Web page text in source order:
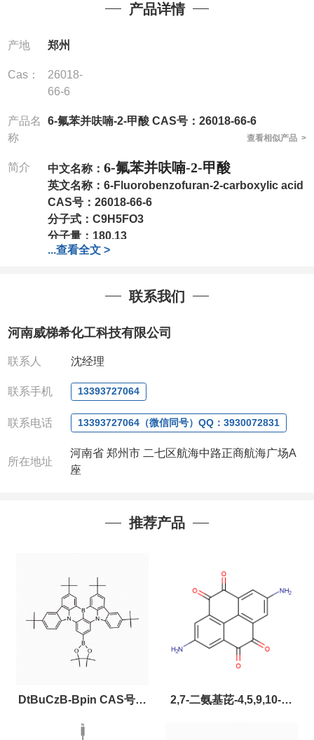
产品详情
产地 郑州
Cas：
26018-
66-6
产品名
称
6-氟苯并呋喃-2-甲酸 CAS号：26018-66-6
查看相似产品 >
简介 中文名称： 6-氟苯并呋喃-2-甲酸
英文名称： 6-Fluorobenzofuran-2-carboxylic acid
CAS号： 26018-66-6
分子式： C9H5FO3
分子量： 180.13
包装：1Mg ; 5Mg;10Mg ;100Mg;250Mg ;500Mg
我司对高校及科研单位先发货和
作中有用到的试剂,欢迎前来询购
电话:0371-63377391/13393727064
QQ:3930072831
:13393727064
联系人: 沈晓东(欢迎致电
...查看全文 >
联系我们
河南威梯希化工科技有限公司
联系人 沈经理
联系手机 13393727064
联系电话 13393727064（微信同号）QQ：3930072831
所在地址
河南省 郑州市 二七区航海中路正商航海广场A
座
推荐产品
DtBuCzB-Bpin CAS号：
2643331-97-7
2,7-二氨基芘-4,5,9,10-四